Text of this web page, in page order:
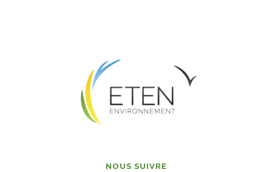
NOUS SUIVRE